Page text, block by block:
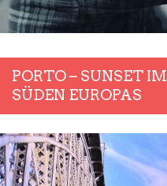
PORTO – SUNSET IM
SÜDEN EUROPAS